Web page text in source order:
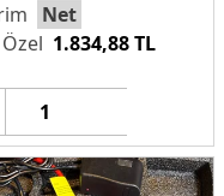
Net
1.834,88 TL